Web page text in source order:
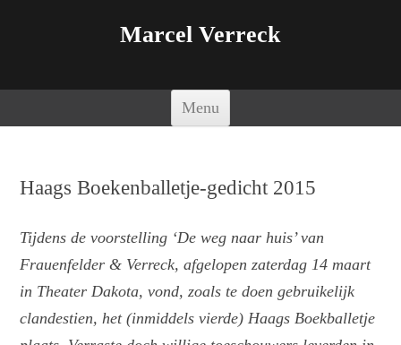
Marcel Verreck
Menu
Haags Boekenballetje-gedicht 2015
Tijdens de voorstelling ‘De weg naar huis’ van
Frauenfelder & Verreck, afgelopen zaterdag 14 maart
in Theater Dakota, vond, zoals te doen gebruikelijk
clandestien, het (inmiddels vierde) Haags Boekballetje